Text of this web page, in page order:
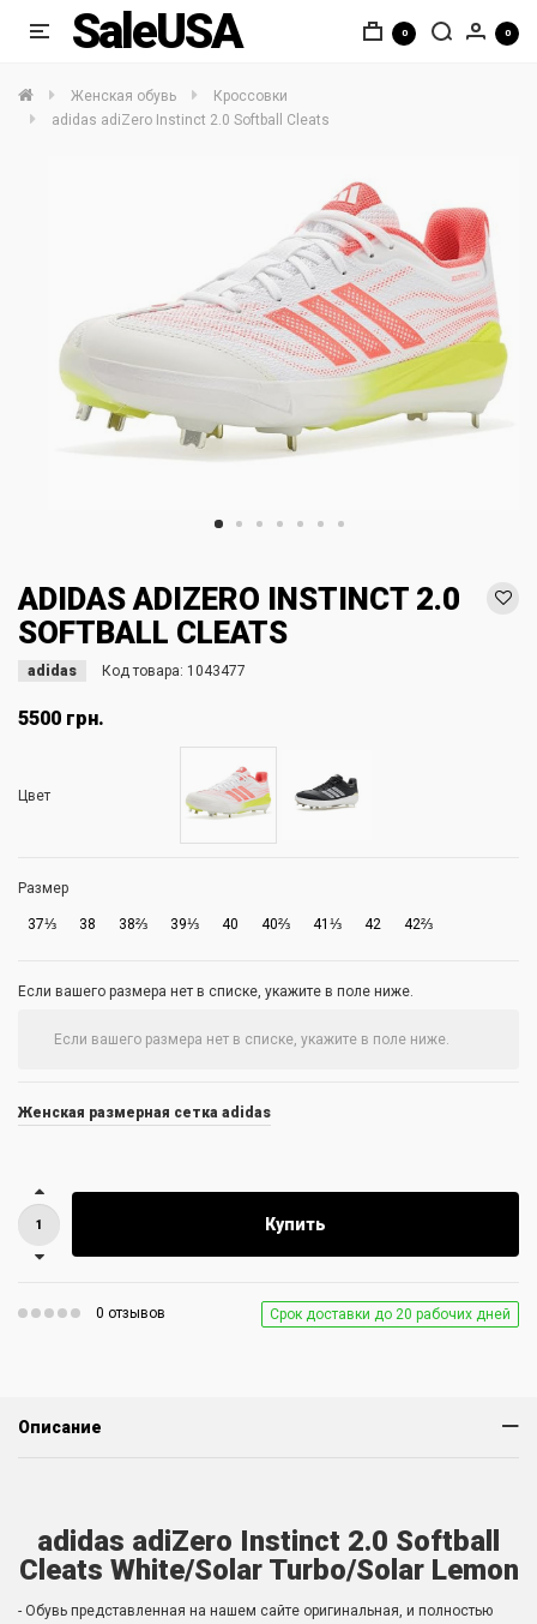
SaleUSA 0 0
Женская обувь
Кроссовки
adidas adiZero Instinct 2.0 Softball Cleats
ADIDAS ADIZERO INSTINCT 2.0
SOFTBALL CLEATS
adidas Код товара: 1043477
5500 грн.
Цвет
Размер
37⅓ 38 38⅔ 39⅓ 40 40⅔ 41⅓ 42 42⅔
Если вашего размера нет в списке, укажите в поле ниже.
Женская размерная сетка adidas
Купить
0 отзывов Срок доставки до 20 рабочих дней
Описание
adidas adiZero Instinct 2.0 Softball
Cleats White/Solar Turbo/Solar Lemon
- Обувь представленная на нашем сайте оригинальная, и полностью